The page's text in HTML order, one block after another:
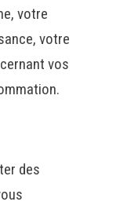
votre
votre
vos
des